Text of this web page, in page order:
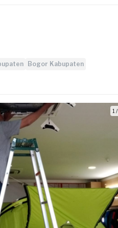
Bogor Kabupaten
1